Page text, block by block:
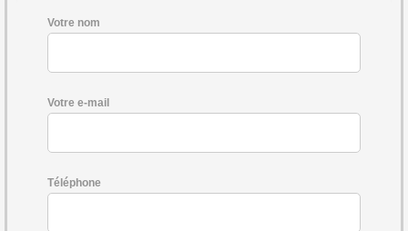
Votre nom
Votre e-mail
Téléphone